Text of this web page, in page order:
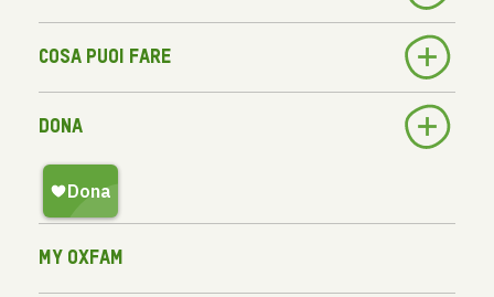
Cosa puoi fare
Dona
My Oxfam